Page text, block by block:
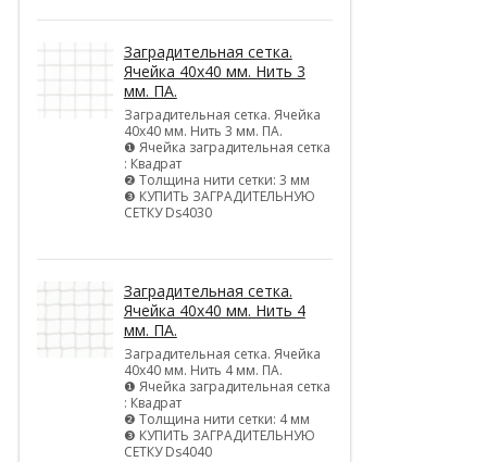
Заградительная сетка.
Ячейка 40х40 мм. Нить 3
мм. ПА.
Заградительная сетка. Ячейка
40х40 мм. Нить 3 мм. ПА.
❶ Ячейка заградительная сетка
: Квадрат
❷ Толщина нити сетки: 3 мм
❸ КУПИТЬ ЗАГРАДИТЕЛЬНУЮ
СЕТКУ Ds4030
Заградительная сетка.
Ячейка 40х40 мм. Нить 4
мм. ПА.
Заградительная сетка. Ячейка
40х40 мм. Нить 4 мм. ПА.
❶ Ячейка заградительная сетка
: Квадрат
❷ Толщина нити сетки: 4 мм
❸ КУПИТЬ ЗАГРАДИТЕЛЬНУЮ
СЕТКУ Ds4040